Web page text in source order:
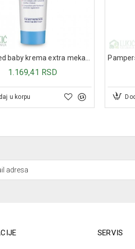
1.169,41 RSD
u korpu
SERVIS